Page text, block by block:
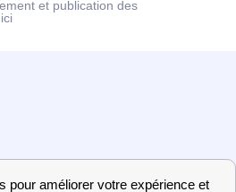
et publication des